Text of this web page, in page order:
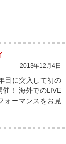
2013年12月4日
目に突入して初の
催！ 海外でのLIVE
ォーマンスをお見